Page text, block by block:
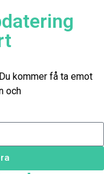
kommer få ta emot
och